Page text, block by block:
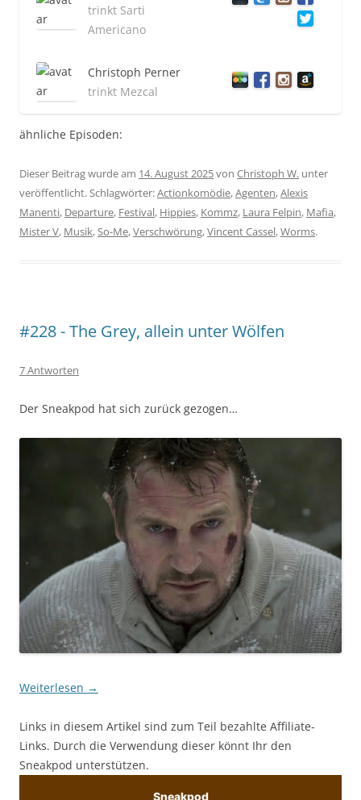
trinkt Sarti
Americano
Christoph Perner
trinkt Mezcal
ähnliche Episoden:
Dieser Beitrag wurde am 14. August 2025von Christoph W. unter
veröffentlicht. Schlagwörter:Actionkomödie,Agenten,Alexis
Manenti, Departure, Festival, Hippies, Kommz, Laura Felpin, Mafia,
Mister V, Musik,So-Me,Verschwörung,Vincent Cassel,Worms.
#228 - The Grey, allein unter Wölfen
7 Antworten
Der Sneakpod hat sich zurück gezogen…
Weiterlesen →
Links in diesem Artikel sind zum Teil bezahlte Affiliate-
Links. Durch die Verwendung dieser könnt Ihr den
Sneakpod unterstützen.